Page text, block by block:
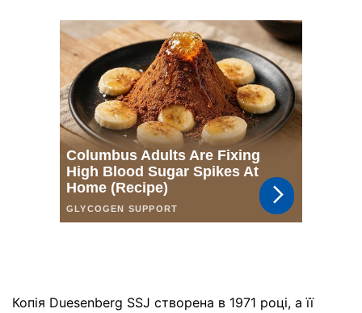
Копія Duesenberg SSJ створена в 1971 році, а її